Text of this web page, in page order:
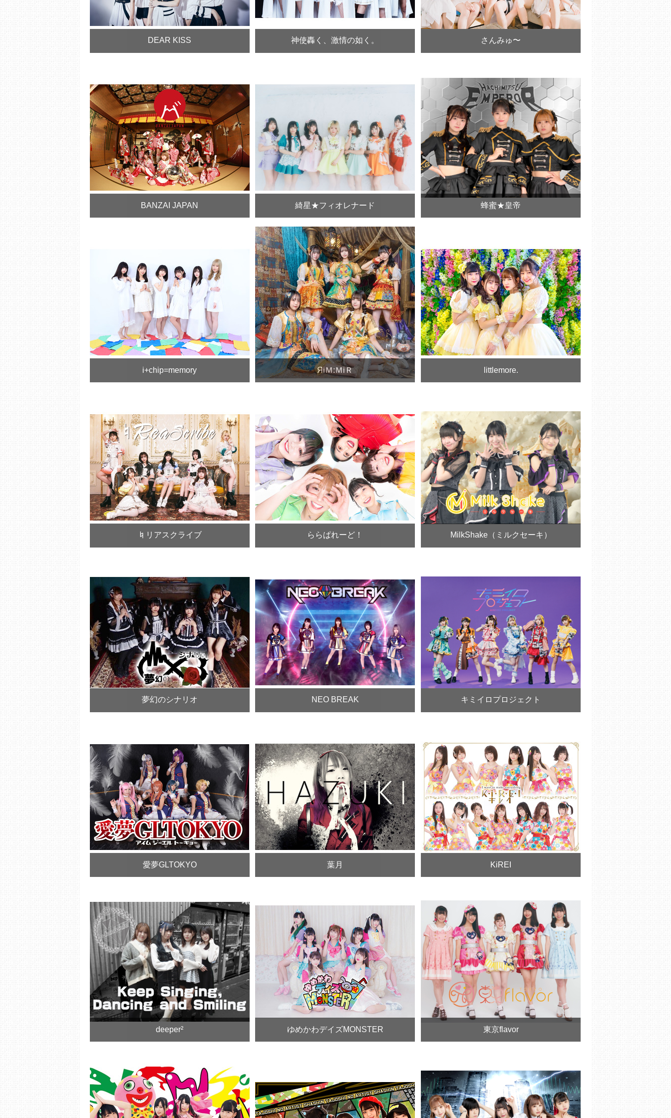
DEAR KISS 神使轟く、激情の如く。 さんみゅ〜
BANZAI JAPAN 綺星★フィオレナード 蜂蜜★皇帝
i+chip=memory ЯiＭ:ＭiＲ littlemore.
♮リアスクライブ ららぱれーど！ MilkShake（ミルクセーキ）
夢幻のシナリオ NEO BREAK キミイロプロジェクト
愛夢GLTOKYO 葉月 KiREI
deeper² ゆめかわデイズMONSTER 東京flavor